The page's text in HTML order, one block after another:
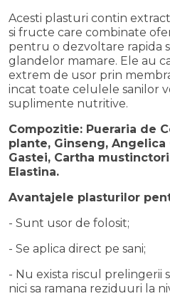
Acesti plasturi contin
si fructe care combinate
pentru o dezvoltare rapida
glandelor mamare. Ele au
extrem de usor prin
incat toate celulele sanilor
suplimente nutritive.
Compozitie: Pueraria de
plante, Ginseng, Angelica
Gastei, Cartha
Elastina.
Avantajele plasturilor
- Sunt usor de folosit;
- Se aplica direct pe sani;
- Nu exista riscul prelingerii
nici sa ramana reziduuri la